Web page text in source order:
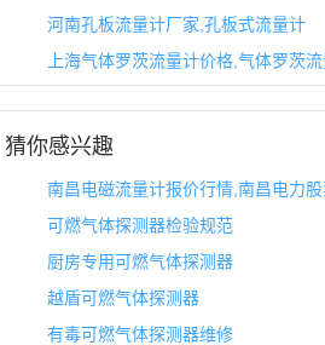
河南孔板流量计厂家,孔板式流量计
猜你感兴趣
南昌电磁流量计报价行情,南昌电力
可燃气体探测器检验规范
厨房专用可燃气体探测器
越盾可燃气体探测器
有毒可燃气体探测器维修